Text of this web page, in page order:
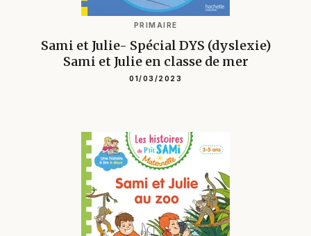
PRIMAIRE
Sami et Julie- Spécial DYS (dyslexie)
Sami et Julie en classe de mer
01/03/2023